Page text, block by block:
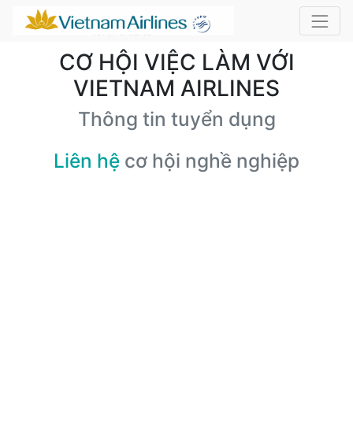
CƠ HỘI VIỆC LÀM VỚI
VIETNAM AIRLINES
Thông tin tuyển dụng
Liên hệ cơ hội nghề nghiệp